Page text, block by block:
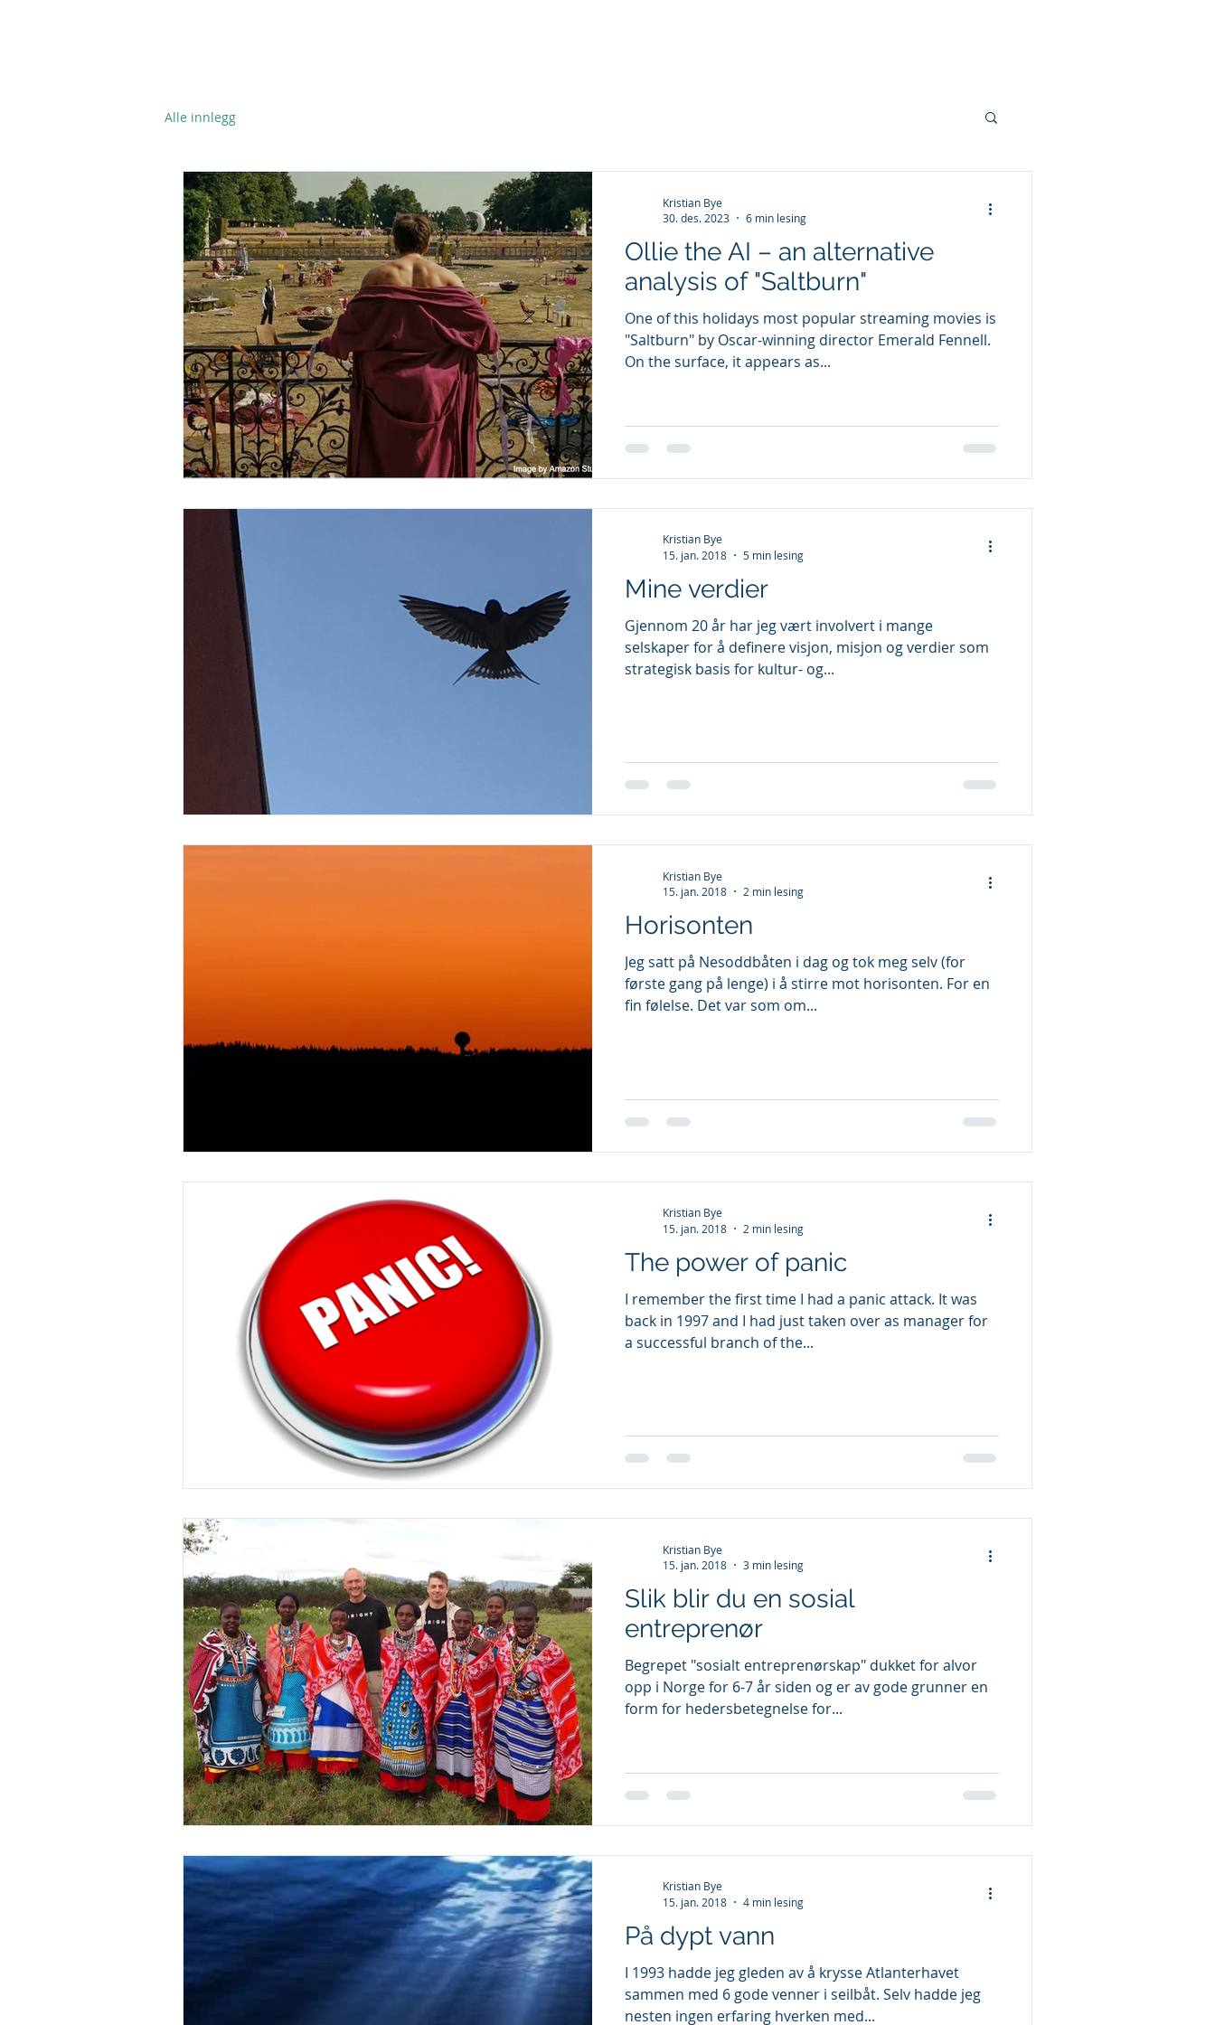
Alle innlegg
Ollie the AI – an alternative
analysis of "Saltburn"
One of this holidays most popular streaming movies is
"Saltburn" by Oscar-winning director Emerald Fennell.
On the surface, it appears as...
Kristian Bye
30. des. 2023
6 min lesing
Mine verdier
Gjennom 20 år har jeg vært involvert i mange
selskaper for å definere visjon, misjon og verdier som
strategisk basis for kultur- og...
Kristian Bye
15. jan. 2018
5 min lesing
Horisonten
Jeg satt på Nesoddbåten i dag og tok meg selv (for
første gang på lenge) i å stirre mot horisonten. For en
fin følelse. Det var som om...
Kristian Bye
15. jan. 2018
2 min lesing
The power of panic
I remember the first time I had a panic attack. It was
back in 1997 and I had just taken over as manager for
a successful branch of the...
Kristian Bye
15. jan. 2018
2 min lesing
Slik blir du en sosial
entreprenør
Begrepet "sosialt entreprenørskap" dukket for alvor
opp i Norge for 6-7 år siden og er av gode grunner en
form for hedersbetegnelse for...
Kristian Bye
15. jan. 2018
3 min lesing
På dypt vann
I 1993 hadde jeg gleden av å krysse Atlanterhavet
sammen med 6 gode venner i seilbåt. Selv hadde jeg
nesten ingen erfaring hverken med...
Kristian Bye
15. jan. 2018
4 min lesing